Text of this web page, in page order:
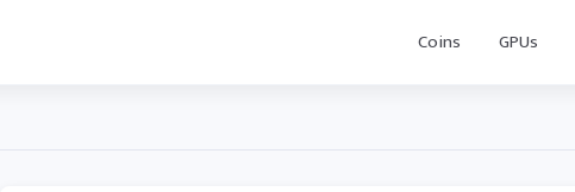
Coins GPUs